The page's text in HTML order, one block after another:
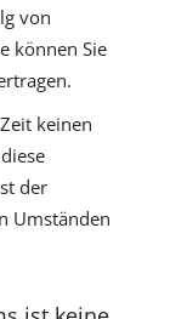
von
können Sie
keinen
der
Umständen